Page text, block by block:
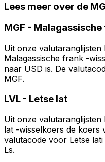
Lees meer over de
MGF -
Uit onze
Malagassische frank -
naar USD is. De
MGF.
LVL - Letse lat
Uit onze
lat -wisselkoers de koers
valutacode voor Letse
Ls.